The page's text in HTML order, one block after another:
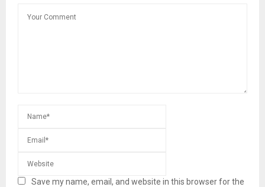
Save my name, email, and website in this browser for the